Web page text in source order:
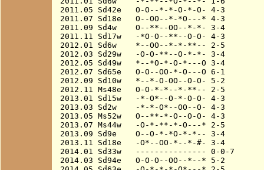
2011.05 Sd42e   O-O--*-*-O-*-O- 4-3
2011.07 Sd18e   O--OO--*-*O---* 4-3
2011.09 Sd4w    O--**--OO--*-*- 3-4
2011.11 Sd17w   -*O-O--**--O-O- 4-3
2012.01 Sd6w    *--OO--*-*-**-- 2-5
2012.03 Sd29w   -O-O-**--O-*-*- 3-4
2012.05 Sd49w   *--*O-*-O-*---O 3-4
2012.07 Sd65e   O-O--OO-*-O---O 6-1
2012.09 Sd10w   *--*-O-OO--O-O- 5-2
2012.11 Ms48e   O-O-*-*--*-**-- 2-5
2013.01 Sd15w   -*-O*--O-*-O-O- 4-3
2013.03 Sd2w    -*-*-O*--OO--O- 4-3
2013.05 Ms52w   O--**-*-O--O-O- 4-3
2013.07 Ms44w   -O-*-**-*-O---* 2-5
2013.09 Sd9e    O--O-*-*O-*-*-- 3-4
2013.11 Sd18e   -O*--OO-*--*-#- 3-4
2014.01 Sd33w   --------------- 0-0-7
2014.03 Sd94e   O-O-O--OO--*--* 5-2